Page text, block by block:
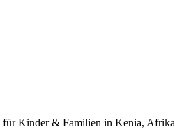
Kinder & Familien in Kenia, Afrika